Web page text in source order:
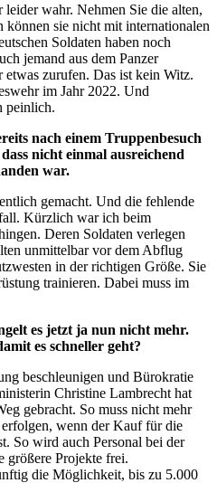
wahr. Nehmen Sie die alten,
können sie nicht mit internationalen
Soldaten haben noch
jemand aus dem Panzer
etwas zurufen. Das ist kein Witz.
im Jahr 2022. Und
peinlich.
nach einem Truppenbesuch
nicht einmal ausreichend
war.
gemacht. Und die fehlende
Kürzlich war ich beim
Deren Soldaten verlegen
unmittelbar vor dem Abflug
in der richtigen Größe. Sie
trainieren. Dabei muss im
es jetzt ja nun nicht mehr.
es schneller geht?
beschleunigen und Bürokratie
Christine Lambrecht hat
gebracht. So muss nicht mehr
wenn der Kauf für die
So wird auch Personal bei der
größere Projekte frei.
die Möglichkeit, bis zu 5.000